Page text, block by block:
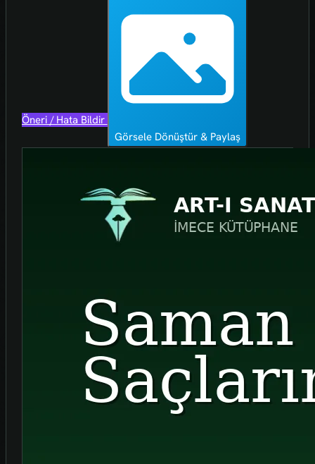
Öneri / Hata Bildir
Görsele Dönüştür & Paylaş